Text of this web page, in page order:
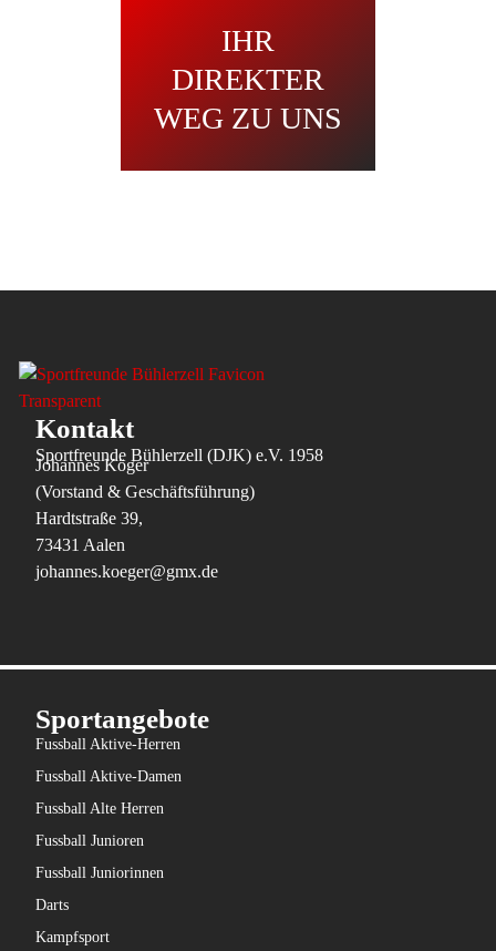
IHR
DIREKTER
WEG ZU UNS
Kontakt
Sportfreunde Bühlerzell (DJK) e.V. 1958
Johannes Köger
(Vorstand & Geschäftsführung)
Hardtstraße 39,
73431 Aalen
johannes.koeger@gmx.de
Sportangebote
Fussball Aktive-Herren
Fussball Aktive-Damen
Fussball Alte Herren
Fussball Junioren
Fussball Juniorinnen
Darts
Kampfsport